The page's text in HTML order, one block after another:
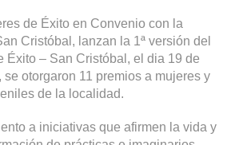
de Éxitoen Convenio con la
Cristóbal , lanzan la 1ª versión del
Éxito – San Cristóbal, el dia 19 de
otorgaron 11 premios a mujeres y
de la localidad.
a iniciativas que afirmen la vida y